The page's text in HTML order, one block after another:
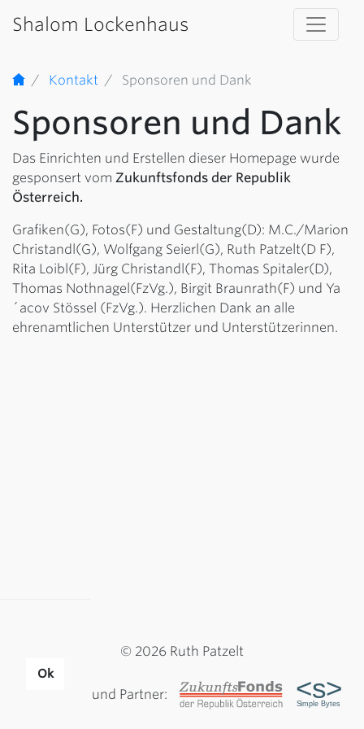
Ok
Shalom Lockenhaus
Kontakt Sponsoren und Dank
Sponsoren und Dank
Das Einrichten und Erstellen dieser Homepage wurde
gesponsert vom Zukunftsfonds der Republik
Österreich.
Grafiken(G), Fotos(F) und Gestaltung(D): M.C./Marion
Christandl(G), Wolfgang Seierl(G), Ruth Patzelt(D F),
Rita Loibl(F), Jürg Christandl(F), Thomas Spitaler(D),
Thomas Nothnagel(FzVg.), Birgit Braunrath(F) und Ya
´acov Stössel (FzVg.). Herzlichen Dank an alle
ehrenamtlichen Unterstützer und Unterstützerinnen.
© 2026 Ruth Patzelt
Sponsoren und Partner: